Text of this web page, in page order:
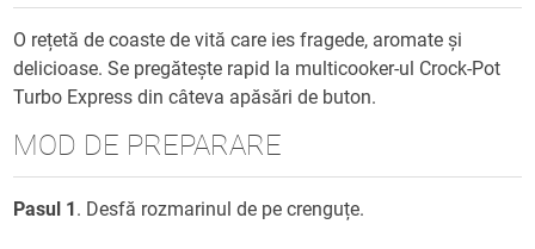
O rețetă de coaste de vită care ies fragede, aromate și
delicioase. Se pregătește rapid la multicooker-ul Crock-Pot
Turbo Express din câteva apăsări de buton.
MOD DE PREPARARE
Pasul 1. Desfă rozmarinul de pe crenguțe.